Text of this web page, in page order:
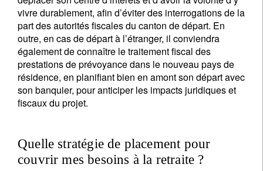
vivre durablement, afin d’éviter des interrogations de la
part des autorités fiscales du canton de départ. En
outre, en cas de départ à l’étranger, il conviendra
également de connaître le traitement fiscal des
prestations de prévoyance dans le nouveau pays de
résidence, en planifiant bien en amont son départ avec
son banquier, pour anticiper les impacts juridiques et
fiscaux du projet.
Quelle stratégie de placement pour
couvrir mes besoins à la retraite ?
S'inscrire